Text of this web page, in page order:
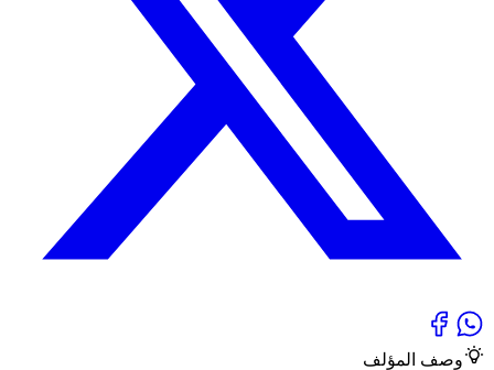
وصف المؤلف